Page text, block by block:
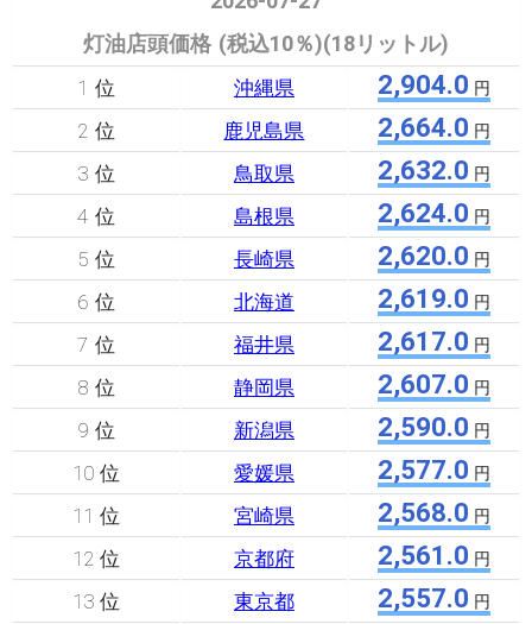
灯油店頭価格 (税込10％)(18リットル)
1 位 沖縄県 2,904.0 円
2 位 鹿児島県 2,664.0 円
3 位 鳥取県 2,632.0 円
4 位 島根県 2,624.0 円
5 位 長崎県 2,620.0 円
6 位 北海道 2,619.0 円
7 位 福井県 2,617.0 円
8 位 静岡県 2,607.0 円
9 位 新潟県 2,590.0 円
10 位 愛媛県 2,577.0 円
11 位 宮崎県 2,568.0 円
12 位 京都府 2,561.0 円
13 位 東京都 2,557.0 円